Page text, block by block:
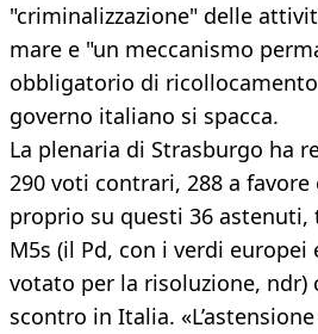
"criminalizzazione" delle
mare e "un meccanismo
obbligatorio di
governo italiano si spacca.
La plenaria di Strasburgo ha
290 voti contrari, 288 a favore
proprio su questi 36
M5s (il Pd, con i verdi europei
votato per la risoluzione, ndr)
scontro in Italia.